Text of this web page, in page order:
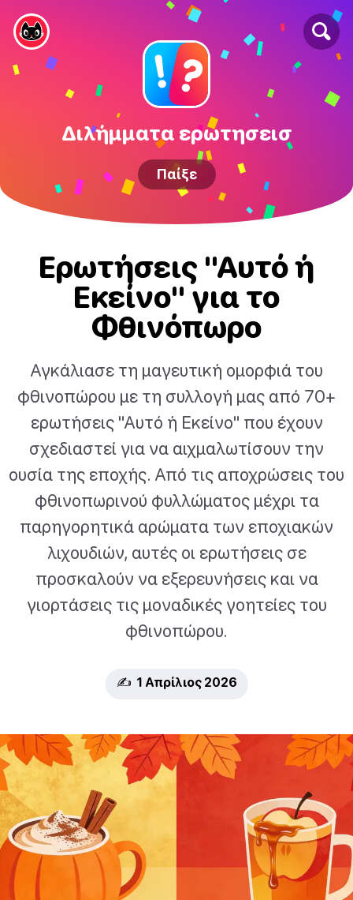
Διλήμματα ερωτησεισ
Παίξε
Ερωτήσεις "Αυτό ή
Εκείνο" για το
Φθινόπωρο
Αγκάλιασε τη μαγευτική ομορφιά του
φθινοπώρου με τη συλλογή μας από 70+
ερωτήσεις "Αυτό ή Εκείνο" που έχουν
σχεδιαστεί για να αιχμαλωτίσουν την
ουσία της εποχής. Από τις αποχρώσεις του
φθινοπωρινού φυλλώματος μέχρι τα
παρηγορητικά αρώματα των εποχιακών
λιχουδιών, αυτές οι ερωτήσεις σε
προσκαλούν να εξερευνήσεις και να
γιορτάσεις τις μοναδικές γοητείες του
φθινοπώρου.
✍️ 1 Απρίλιος 2026